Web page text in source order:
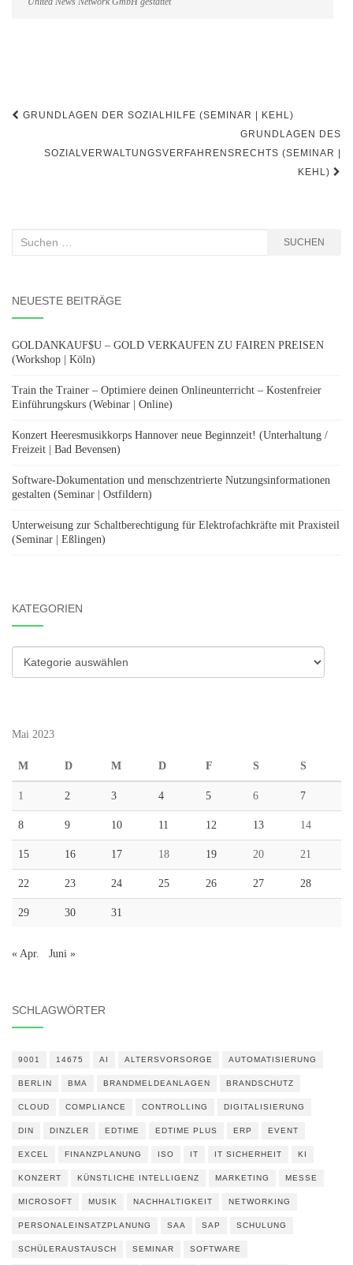
Beitragsnavigation
GRUNDLAGEN DER SOZIALHILFE (SEMINAR | KEHL)
GRUNDLAGEN DES
SOZIALVERWALTUNGSVERFAHRENSRECHTS (SEMINAR |
KEHL)
Suchen
SUCHEN
NEUESTE BEITRÄGE
GOLDANKAUF$U – GOLD VERKAUFEN ZU FAIREN PREISEN
(Workshop | Köln)
Train the Trainer – Optimiere deinen Onlineunterricht – Kostenfreier
Einführungskurs (Webinar | Online)
Konzert Heeresmusikkorps Hannover neue Beginnzeit! (Unterhaltung /
Freizeit | Bad Bevensen)
Software-Dokumentation und menschzentrierte Nutzungsinformationen
gestalten (Seminar | Ostfildern)
Unterweisung zur Schaltberechtigung für Elektrofachkräfte mit Praxisteil
(Seminar | Eßlingen)
KATEGORIEN
Kategorien
Mai 2023
M D M D F S S
1 2 3 4 5 6 7
8 9 10 11 12 13 14
15 16 17 18 19 20 21
22 23 24 25 26 27 28
29 30 31
« Apr. Juni »
SCHLAGWÖRTER
9001 14675 AI ALTERSVORSORGE AUTOMATISIERUNG
BERLIN BMA BRANDMELDEANLAGEN BRANDSCHUTZ
CLOUD COMPLIANCE CONTROLLING DIGITALISIERUNG
DIN DINZLER EDTIME EDTIME PLUS ERP EVENT
EXCEL FINANZPLANUNG ISO IT IT SICHERHEIT KI
KONZERT KÜNSTLICHE INTELLIGENZ MARKETING MESSE
MICROSOFT MUSIK NACHHALTIGKEIT NETWORKING
PERSONALEINSATZPLANUNG SAA SAP SCHULUNG
SCHÜLERAUSTAUSCH SEMINAR SOFTWARE